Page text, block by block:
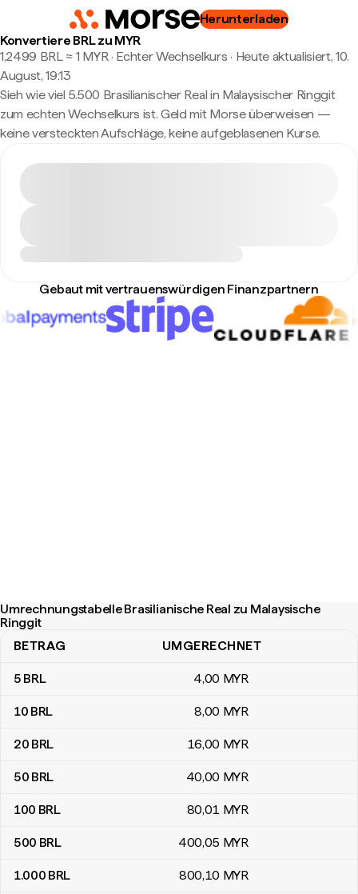
Herunterladen
Konvertiere BRL zu MYR
1,2499 BRL ≈ 1 MYR · Echter Wechselkurs · Heute aktualisiert, 10.
August, 19:13
Sieh wie viel 5.500 Brasilianischer Real in Malaysischer Ringgit
zum echten Wechselkurs ist. Geld mit Morse überweisen —
keine versteckten Aufschläge, keine aufgeblasenen Kurse.
Gebaut mit vertrauenswürdigen Finanzpartnern
Umrechnungstabelle Brasilianische Real zu Malaysische
Ringgit
Umrechnungstabelle Brasilianische Real zu Malaysische Ringgit
BETRAG UMGERECHNET
5 BRL 4,00 MYR
10 BRL 8,00 MYR
20 BRL 16,00 MYR
50 BRL 40,00 MYR
100 BRL 80,01 MYR
500 BRL 400,05 MYR
1.000 BRL 800,10 MYR